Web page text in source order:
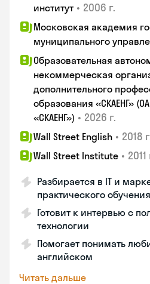
институт • 2006 г.
Московская академия
муниципального
Образовательная
некоммерческая
дополнительного
образования «СКАЕНГ»
«СКАЕНГ») • 2026 г.
Wall Street English • 2018
Wall Street Institute • 2011
Разбирается в IT и
практического обучения
Готовит к интервью с
технологии
Помогает понимать
английском
Читать дальше